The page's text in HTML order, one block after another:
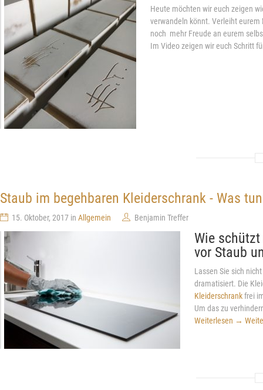
Heute möchten wir euch zeigen
verwandeln könnt. Verleiht
noch mehr Freude an eurem
Im Video zeigen wir euch Schritt
Staub im begehbaren Kleiderschrank - Was
15. Oktober, 2017 inAllgemein Benjamin Treffer
Wie
vor Staub
Lassen Sie sich
dramatisiert. Die
Kleiderschrankfrei
Um das zu
Weiterlesen →